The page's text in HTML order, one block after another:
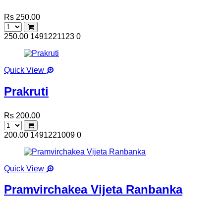
Rs 250.00
250.00 1491221123 0
Quick View
Prakruti
Rs 200.00
200.00 1491221009 0
Quick View
Pramvirchakea Vijeta Ranbanka